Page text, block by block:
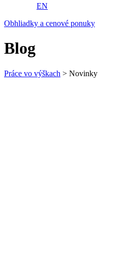
EN
Obhliadky a cenové ponuky
Blog
Práce vo výškach > Novinky